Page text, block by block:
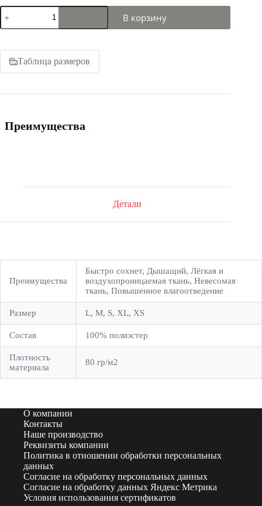
Количество
товара
Майка
терракот
женская
В корзину
Таблица размеров
Преимущества
Детали
Преимущества
Быстро сохнет, Дышащий, Лёгкая и
воздухопроницаемая ткань, Невесомая
ткань, Повышенное влагоотведение
Размер L, M, S, XL, XS
Состав 100% полиэстер
Плотность
материала
80 гр/м2
О компании
Контакты
Наше производство
Реквизиты компании
Политика в отношении обработки персональных
данных
Согласие на обработку персональных данных
Согласие на обработку данных Яндекс Метрика
Условия использования сертификатов